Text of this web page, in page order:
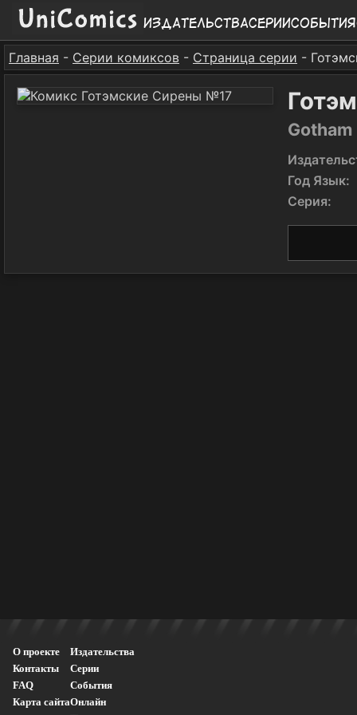
ИздательстваСерииСобытия
Главная - Серии комиксов - Страница серии -
Год Язык:
Серия:
О проекте
Контакты
FAQ
Карта сайта
Издательства
Серии
События
Онлайн